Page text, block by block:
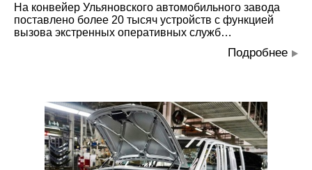
На конвейер Ульяновского автомобильного завода
поставлено более 20 тысяч устройств с функцией
вызова экстренных оперативных служб…
Подробнее